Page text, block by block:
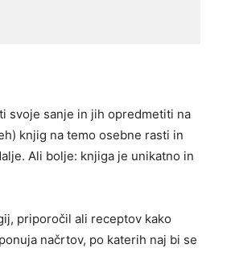
svoje sanje in jih opredmetiti na
knjig na temo osebne rasti in
Ali bolje: knjiga je unikatno in
priporočil ali receptov kako
načrtov, po katerih naj bi se